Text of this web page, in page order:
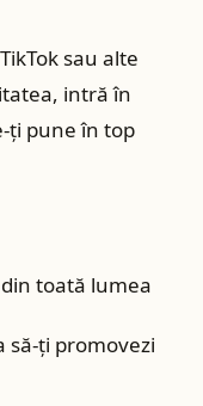
sau alte
intră în
ți pune în top
toată lumea
să-ți promovezi